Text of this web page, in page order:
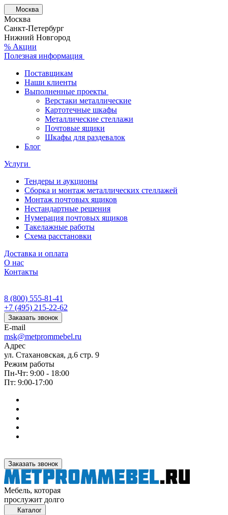
Москва
Москва
Санкт-Петербург
Нижний Новгород
% Акции
Полезная информация
Поставщикам
Наши клиенты
Выполненные проекты
Верстаки металлические
Картотечные шкафы
Металлические стеллажи
Почтовые ящики
Шкафы для раздевалок
Блог
Услуги
Тендеры и аукционы
Сборка и монтаж металлических стеллажей
Монтаж почтовых ящиков
Нестандартные решения
Нумерация почтовых ящиков
Такелажные работы
Схема расстановки
Доставка и оплата
О нас
Контакты
8 (800) 555-81-41
+7 (495) 215-22-62
Заказать звонок
E-mail
msk@metprommebel.ru
Адрес
ул. Стахановская, д.6 стр. 9
Режим работы
Пн-Чт: 9:00 - 18:00
Пт: 9:00-17:00
Заказать звонок
Мебель, которая
прослужит долго
Каталог